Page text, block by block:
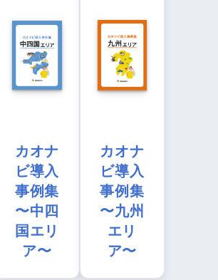
カオナ
ビ導入
事例集
〜中四
国エリ
ア〜
カオナ
ビ導入
事例集
〜九州
エリ
ア〜